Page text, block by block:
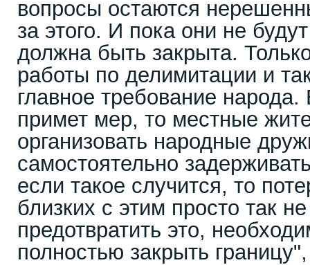
вопросы остаются
за этого. И пока они не
должна быть закрыта.
работы по делимитации и
главное требование народа.
примет мер, то местные
организовать народные
самостоятельно
если такое случится, то
близких с этим просто так
предотвратить это,
полностью закрыть